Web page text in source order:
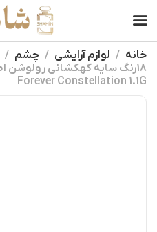
خانه لوازم آرایشی چشم
Forever Constellation 1.1G